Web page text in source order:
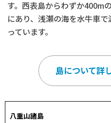
す。西表島からわずか400m
にあり、浅瀬の海を水牛車
っています。
島について詳
八重山諸島